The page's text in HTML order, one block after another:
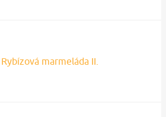
Rybízová marmeláda II.